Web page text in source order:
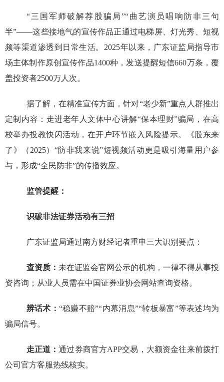
“三国军师破解荐股骗局”“曲艺演员唱响防非三句
半”——这些接地气的宣传作品正通过电梯屏、灯光秀、短视
频等渠道渗透到日常生活。2025年以来，广东证监局指导市
场主体制作原创宣传作品1400种，发送提醒短信660万条，覆
盖投资者2500万人次。​
据了解，在精准宣传方面，针对“老少新”重点人群推出
定制内容：走进老年人文体中心讲解“保本理财”骗局，在高
校举办投教快闪活动，在开户环节嵌入风险提示。《股东来
了》（2025）“防非我来说”短视频活动更是吸引海量用户参
与，形成“全民防非”的传播效应。
监管提醒：
识破非法证券活动有三招
广东证监局通过南方财经记者重申三大识别要点：
查资质： 未在证监会官网公示的机构，一律不得从事投
资咨询；从业人员需在中国证券业协会网站查询资格。
辨话术： “稳赚不赔”“内幕消息”“转板暴富”等表述均为
骗局信号。
走正道：通过券商官方APP交易，大额资金往来前拨打
公司官方客服热线核实。